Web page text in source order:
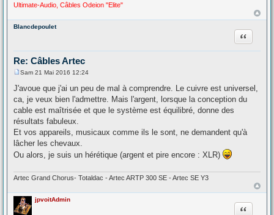
Ultimate-Audio, Câbles Odeion "Elite"
Blancdepoulet
Re: Câbles Artec
Citation
e
s
s
a
g
e
Sam 21 Mai 2016 12:24
J'avoue que j'ai un peu de mal à comprendre. Le cuivre est universel,
ca, je veux bien l'admettre. Mais l'argent, lorsque la conception du
cable est maîtrisée et que le système est équilibré, donne des
résultats fabuleux.
Et vos appareils, musicaux comme ils le sont, ne demandent qu'à
lâcher les chevaux.
Ou alors, je suis un hérétique (argent et pire encore : XLR)
Artec Grand Chorus- Totaldac - Artec ARTP 300 SE - Artec SE Y3
jpvoitAdmin
Citation